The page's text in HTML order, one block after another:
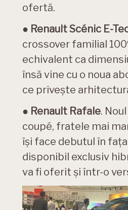
ofertă.
● Renault Scénic E-
crossover familial
echivalent ca
însă vine cu o noua
ce privește
● Renault Rafale.
coupé, fratele mai
își face debutul în
disponibil exclusiv
va fi oferit și într-o